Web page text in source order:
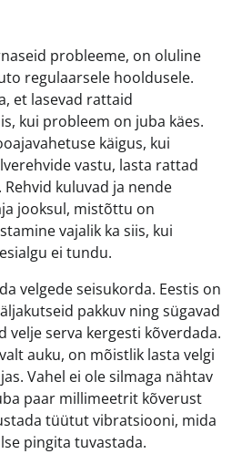
probleeme, on oluline
regulaarsele hooldusele.
et lasevad rattaid
kui probleem on juba käes.
käigus, kui
vastu, lasta rattad
kuluvad ja nende
jooksul, mistõttu on
vajalik ka siis, kui
ei tundu.
velgede seisukorda. Eestis on
pakkuv ning sügavad
velje serva kergesti kõverdada.
auku, on mõistlik lasta velgi
Vahel ei ole silmaga nähtav
paar millimeetrit kõverust
tüütut vibratsiooni, mida
pingita tuvastada.